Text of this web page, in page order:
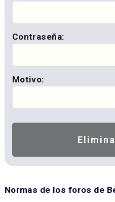
Contraseña:
Motivo:
Normas de los foros de